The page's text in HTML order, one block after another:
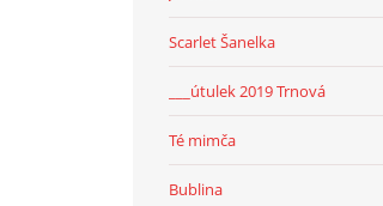
Scarlet Šanelka
___útulek 2019 Trnová
Té mimča
Bublina